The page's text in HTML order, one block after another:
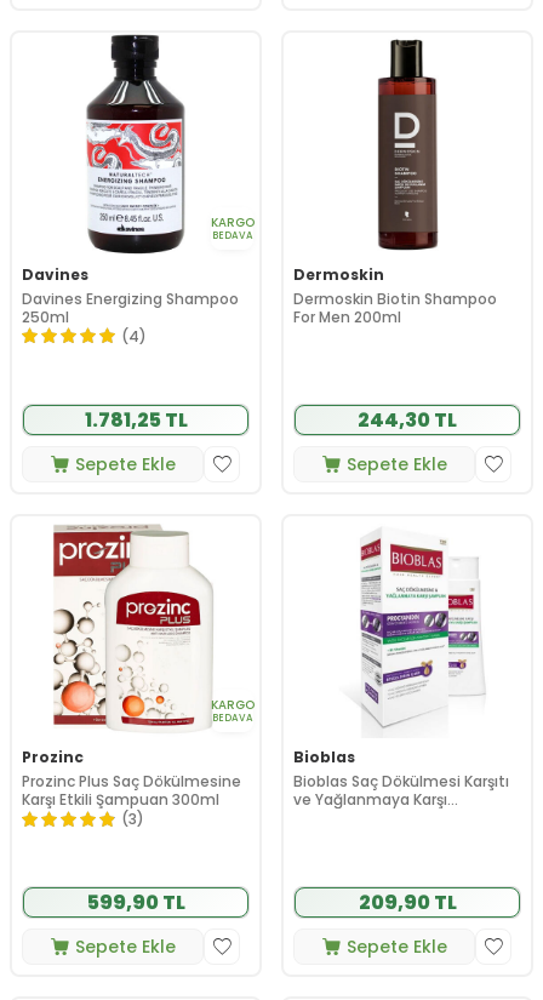
KARGO
BEDAVA
Davines
Davines Energizing Shampoo
250ml
(4)
1.781,25 TL
Sepete Ekle
Dermoskin
Dermoskin Biotin Shampoo
For Men 200ml
244,30 TL
Sepete Ekle
KARGO
BEDAVA
Prozinc
Prozinc Plus Saç Dökülmesine
Karşı Etkili Şampuan 300ml
(3)
599,90 TL
Sepete Ekle
Bioblas
Bioblas Saç Dökülmesi Karşıtı
ve Yağlanmaya Karşı
209,90 TL
Sepete Ekle